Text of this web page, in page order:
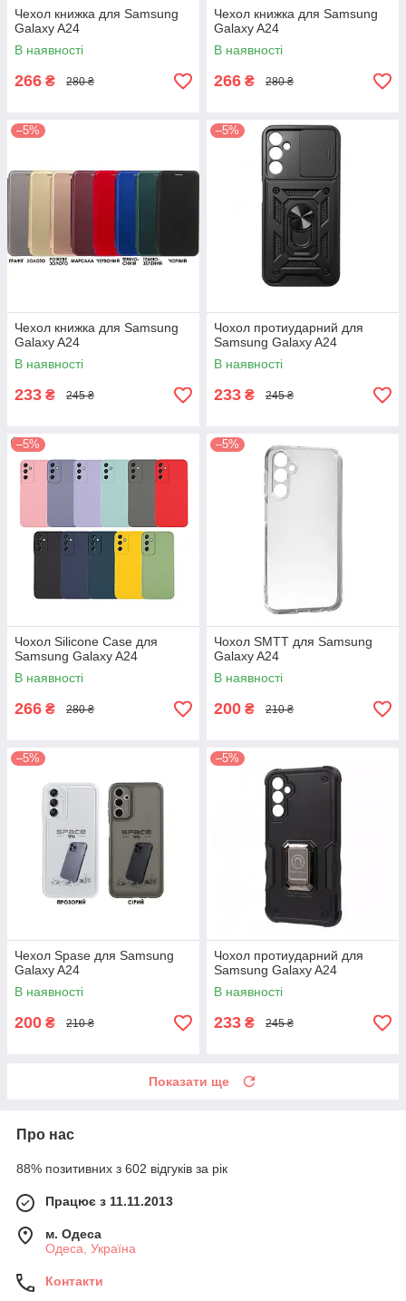
Чехол книжка для Samsung
Galaxy A24
В наявності
266 ₴ 280 ₴
Чехол книжка для Samsung
Galaxy A24
В наявності
266 ₴ 280 ₴
–5%
Чехол книжка для Samsung
Galaxy A24
В наявності
233 ₴ 245 ₴
–5%
Чохол протиударний для
Samsung Galaxy A24
В наявності
233 ₴ 245 ₴
–5%
Чохол Silicone Case для
Samsung Galaxy A24
В наявності
266 ₴ 280 ₴
–5%
Чохол SMTT для Samsung
Galaxy A24
В наявності
200 ₴ 210 ₴
–5%
Чехол Spase для Samsung
Galaxy A24
В наявності
200 ₴ 210 ₴
–5%
Чохол протиударний для
Samsung Galaxy A24
В наявності
233 ₴ 245 ₴
Показати ще
Про нас
88% позитивних з 602 відгуків за рік
Працює з 11.11.2013
м. Одеса
Одеса, Україна
Контакти